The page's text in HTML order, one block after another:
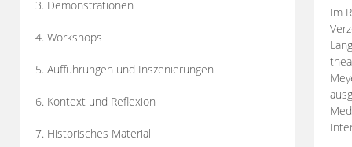
3. Demonstrationen
4. Workshops
5. Aufführungen und Inszenierungen
6. Kontext und Reflexion
7. Historisches Material
Im